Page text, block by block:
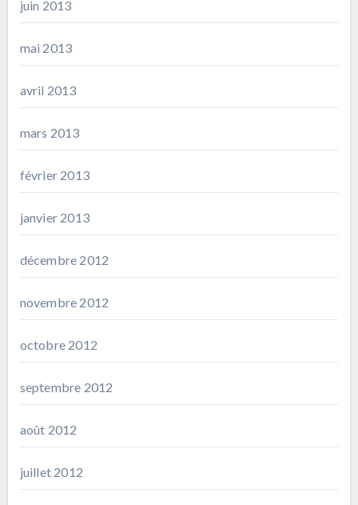
juin 2013
mai 2013
avril 2013
mars 2013
février 2013
janvier 2013
décembre 2012
novembre 2012
octobre 2012
septembre 2012
août 2012
juillet 2012